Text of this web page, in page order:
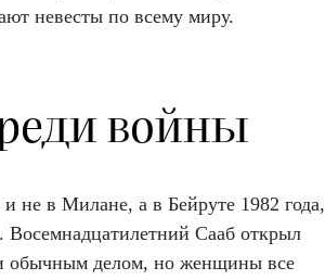
невесты по всему миру.
войны
не в Милане, а в Бейруте 1982 года,
Восемнадцатилетний Сааб открыл
обычным делом, но женщины все